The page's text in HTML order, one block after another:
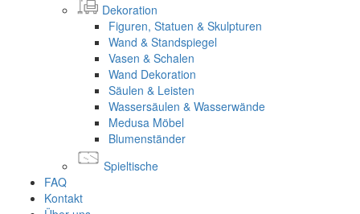
Dekoration
Figuren, Statuen & Skulpturen
Wand & Standspiegel
Vasen & Schalen
Wand Dekoration
Säulen & Leisten
Wassersäulen & Wasserwände
Medusa Möbel
Blumenständer
Spieltische
FAQ
Kontakt